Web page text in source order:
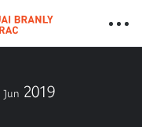
Jun 2019